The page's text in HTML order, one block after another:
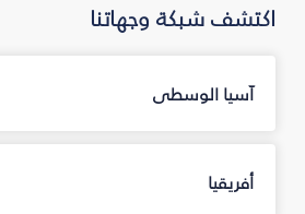
اكتشف شبكة وجهاتنا
آسيا الوسطى
أفريقيا